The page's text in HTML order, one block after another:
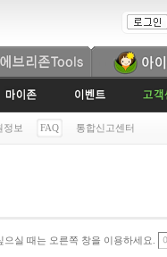
정보 FAQ 통합신고센터
실 때는 오른쪽 창을 이용하세요.